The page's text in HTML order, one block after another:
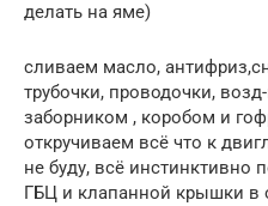
делать на яме)
сливаем масло,
трубочки, проводочки,
заборником , коробом и
откручиваем всё что к
не буду, всё инстинктивно
ГБЦ и клапанной крышки в